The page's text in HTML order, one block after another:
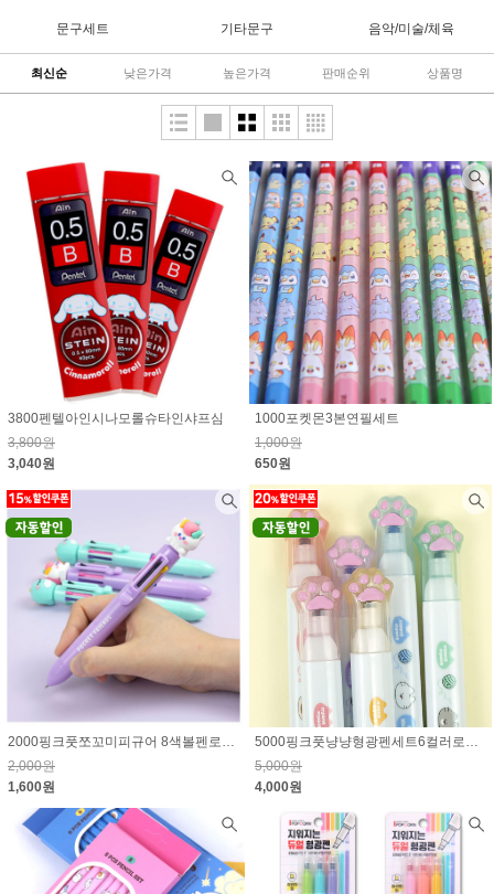
문구세트 기타문구 음악/미술/체육
최신순 낮은가격 높은가격 판매순위 상품명
3800펜텔아인시나모롤슈타인샤프심
3,800원
3,040원
1000포켓몬3본연필세트
1,000원
650원
2000핑크풋쪼꼬미피규어 8색볼펜로그인시 15% 할인된 가격
2,000원
1,600원
5000핑크풋냥냥형광펜세트6컬러로그인시 20% 할인된 가격
5,000원
4,000원